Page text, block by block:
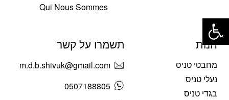
Qui Nous Sommes
חנות
מחבטי טניס
נעלי טניס
בגדי טניס
תשמרו על קשר
m.d.b.shivuk@gmail.com
0507188805
פתח סרגל נגישות